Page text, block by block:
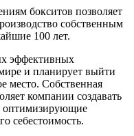
бокситов позволяет
собственным
100 лет.
эффективных
и планирует выйти
место. Собственная
компании создавать
оптимизирующие
себестоимость.